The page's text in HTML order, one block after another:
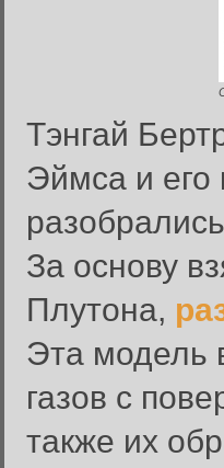
Тэнгай
Эймса и его
За основу
Плутона,
Эта модель
газов с
также их